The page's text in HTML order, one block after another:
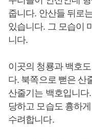
줍니다. 안산들 뒤로
있습니다. 그 모습이
니다.
이곳의 청룡과 백호
다. 북쪽으로 뻗은 산
산줄기는 백호입니다
당하고 모습도 흉하
수려합니다.